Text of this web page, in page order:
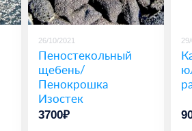
26/10/2021
Пеностекольный
щебень/
Пенокрошка
Изостек
3700₽